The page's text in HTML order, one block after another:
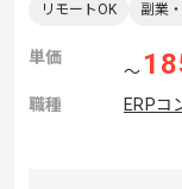
リモートOK 副業
単価
〜
職種
ERPコ